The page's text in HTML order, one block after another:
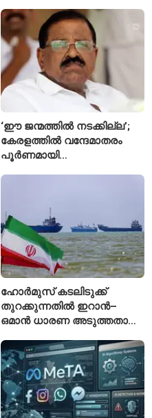
വിദ്യാർഥികളുടെ എതിർപ്പ്
‘ഈ ജന്മത്തിൽ നടക്കില്ല’;
കേരളത്തിൽ വന്ദേമാതരം
പൂർണമായി
ഹോർമുസ് കടലിടുക്ക്
തുറക്കുന്നതിൽ ഇറാൻ–
ഒമാൻ ധാരണ അടുത്തതായി;
ടെഹ്റാൻ